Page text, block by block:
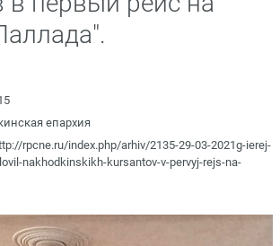
епархия
rpcne.ru/index.php/arhiv/2135-29-03-2021g-ierej-
nakhodkinskikh-kursantov-v-pervyj-rejs-na-